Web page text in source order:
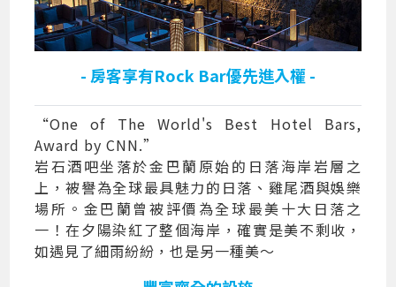
- 房客享有Rock Bar優先進入權 -
“One of The World's Best Hotel Bars,
Award by CNN.”
岩石酒吧坐落於金巴蘭原始的日落海岸岩層之
上，被譽為全球最具魅力的日落、雞尾酒與娛樂
場所。金巴蘭曾被評價為全球最美十大日落之
一！在夕陽染紅了整個海岸，確實是美不剩收，
如遇見了細雨紛紛，也是另一種美～